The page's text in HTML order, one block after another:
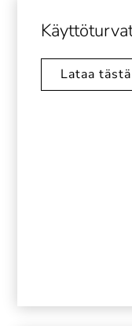
Lataa tästä